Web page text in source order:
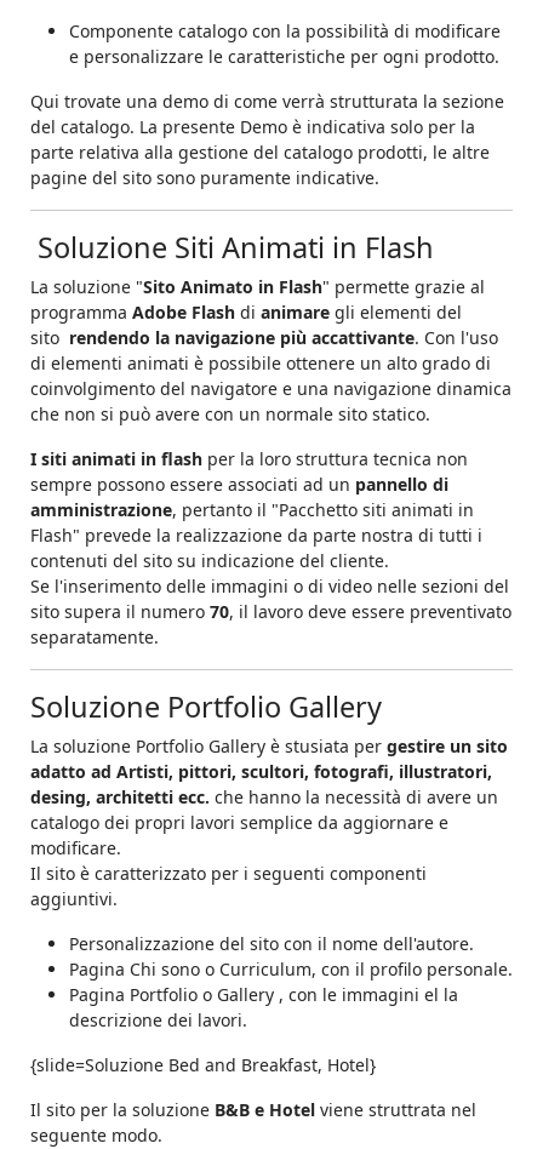
Componente catalogo con la possibilità di modificare
e personalizzare le caratteristiche per ogni prodotto.
Qui trovate una demo di come verrà strutturata la sezione
del catalogo. La presente Demo è indicativa solo per la
parte relativa alla gestione del catalogo prodotti, le altre
pagine del sito sono puramente indicative.
Soluzione Siti Animati in Flash
La soluzione "Sito Animato in Flash" permette grazie al
programma Adobe Flash di animare gli elementi del
sito rendendo la navigazione più accattivante. Con l'uso
di elementi animati è possibile ottenere un alto grado di
coinvolgimento del navigatore e una navigazione dinamica
che non si può avere con un normale sito statico.
I siti animati in flash per la loro struttura tecnica non
sempre possono essere associati ad un pannello di
amministrazione, pertanto il "Pacchetto siti animati in
Flash" prevede la realizzazione da parte nostra di tutti i
contenuti del sito su indicazione del cliente.
Se l'inserimento delle immagini o di video nelle sezioni del
sito supera il numero 70, il lavoro deve essere preventivato
separatamente.
Soluzione Portfolio Gallery
La soluzione Portfolio Gallery è stusiata per gestire un sito
adatto ad Artisti, pittori, scultori, fotografi, illustratori,
desing, architetti ecc. che hanno la necessità di avere un
catalogo dei propri lavori semplice da aggiornare e
modificare.
Il sito è caratterizzato per i seguenti componenti
aggiuntivi.
Personalizzazione del sito con il nome dell'autore.
Pagina Chi sono o Curriculum, con il profilo personale.
Pagina Portfolio o Gallery , con le immagini el la
descrizione dei lavori.
{slide=Soluzione Bed and Breakfast, Hotel}
Il sito per la soluzione B&B e Hotel viene struttrata nel
seguente modo.